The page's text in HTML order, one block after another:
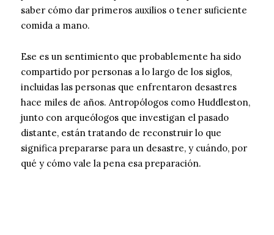
saber cómo dar primeros auxilios o tener suficiente
comida a mano.
Ese es un sentimiento que probablemente ha sido
compartido por personas a lo largo de los siglos,
incluidas las personas que enfrentaron desastres
hace miles de años. Antropólogos como Huddleston,
junto con arqueólogos que investigan el pasado
distante, están tratando de reconstruir lo que
significa prepararse para un desastre, y cuándo, por
qué y cómo vale la pena esa preparación.